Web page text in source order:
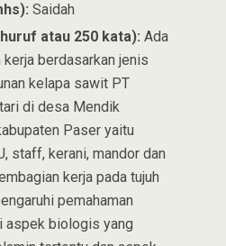
Saidah
atau 250 kata): Ada
berdasarkan jenis
kelapa sawit PT
di desa Mendik
Paser yaitu
staff, kerani, mandor dan
kerja pada tujuh
pemahaman
aspek biologis yang